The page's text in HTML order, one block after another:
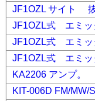
JF1OZL サイト
JF1OZL式 エミッ
JF1OZL式 エミッ
JF1OZL式 エミッ
KA2206 アンプ。
KIT-006D FM/MW/